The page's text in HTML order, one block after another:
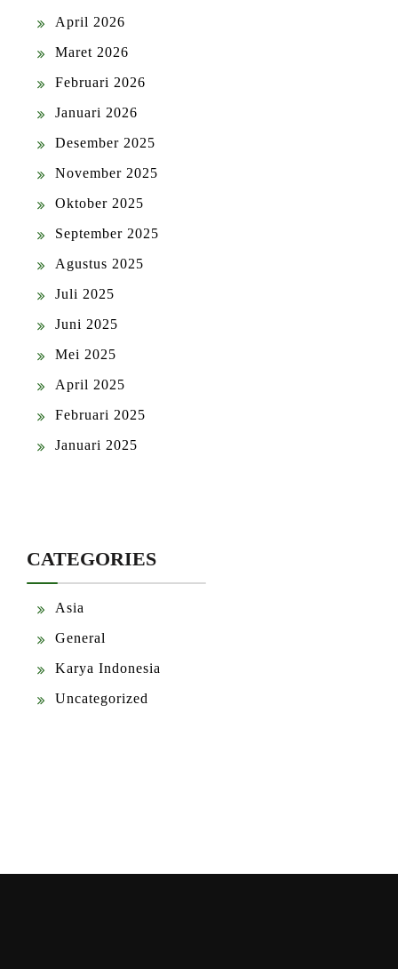
April 2026
Maret 2026
Februari 2026
Januari 2026
Desember 2025
November 2025
Oktober 2025
September 2025
Agustus 2025
Juli 2025
Juni 2025
Mei 2025
April 2025
Februari 2025
Januari 2025
CATEGORIES
Asia
General
Karya Indonesia
Uncategorized